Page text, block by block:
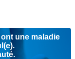
une maladie